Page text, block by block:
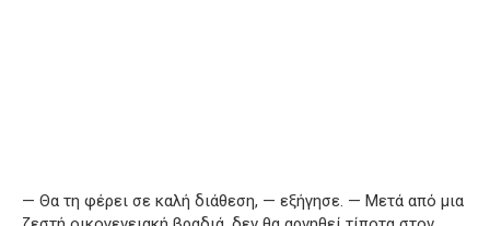
— Θα τη φέρει σε καλή διάθεση, — εξήγησε. — Μετά από μια